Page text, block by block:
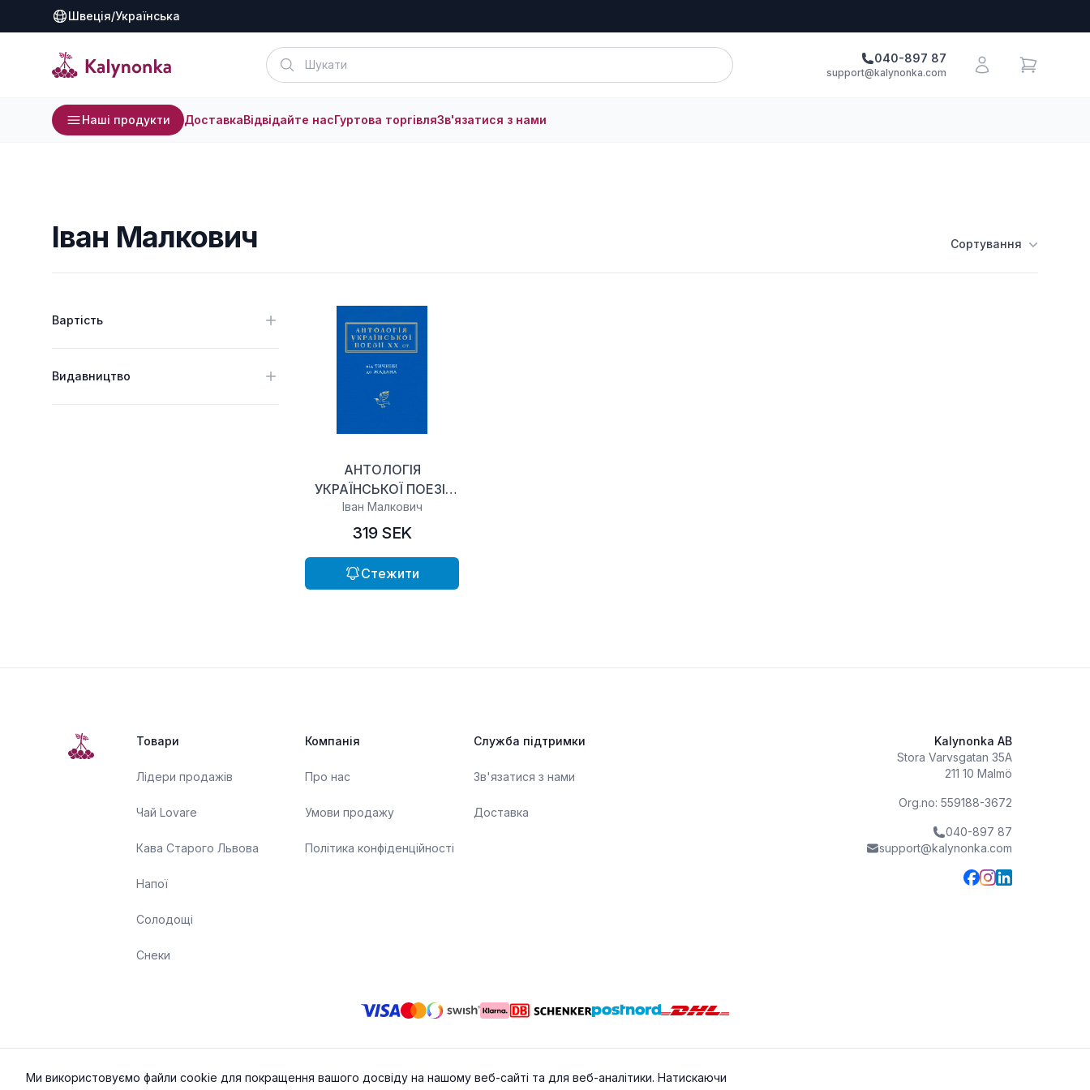
Швеція/Українська
040-897 87
support@kalynonka.com
Наші продукти ДоставкаВідвідайте насГуртова торгівляЗв'язатися з нами
Іван Малкович Сортування
Вартість
Видавництво
АНТОЛОГІЯ
УКРАЇНСЬКОЇ ПОЕЗІЇ
ХХ ст
Іван Малкович
319 SEK
Стежити
Товари
Лідери продажів
Чай Lovare
Кава Старого Львова
Напої
Солодощі
Снеки
Компанія
Про нас
Умови продажу
Політика конфіденційності
Служба підтримки
Зв'язатися з нами
Доставка
Kalynonka AB
Stora Varvsgatan 35A
211 10 Malmö
Org.no: 559188-3672
040-897 87
support@kalynonka.com
Ми використовуємо файли cookie для покращення вашого досвіду на нашому веб-сайті та для веб-аналітики. Натискаючи